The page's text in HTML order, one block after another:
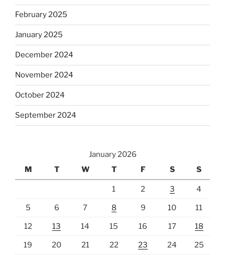
February 2025
January 2025
December 2024
November 2024
October 2024
September 2024
January 2026
M
T W T F S S
1 2 3 4
5 6 7 8 9 10 11
12 13 14 15 16 17 18
19 20 21 22 23 24 25